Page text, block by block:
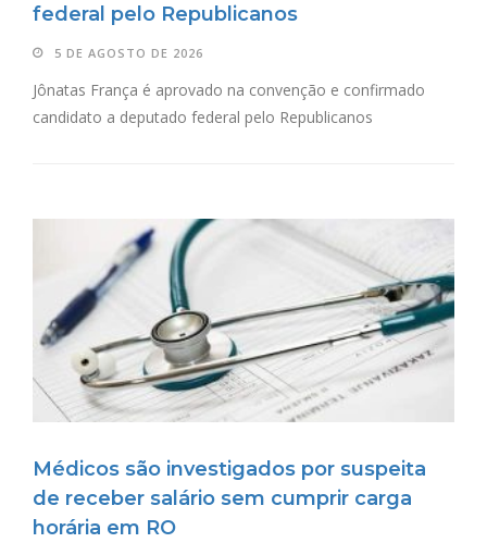
federal pelo Republicanos
5 DE AGOSTO DE 2026
Jônatas França é aprovado na convenção e confirmado
candidato a deputado federal pelo Republicanos
Médicos são investigados por suspeita
de receber salário sem cumprir carga
horária em RO